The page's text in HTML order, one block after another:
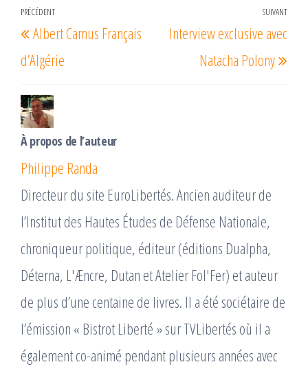
Navigation
de
l’article
Article
précédent
PRÉCÉDENT
Albert Camus Français
d’Algérie
SUIVANT
Interview exclusive avec
Natacha Polony
À propos de l’auteur
Philippe Randa
Directeur du site EuroLibertés. Ancien auditeur de
l’Institut des Hautes Études de Défense Nationale,
chroniqueur politique, éditeur (éditions Dualpha,
Déterna, L'Æncre, Dutan et Atelier Fol'Fer) et auteur
de plus d’une centaine de livres. Il a été sociétaire de
l’émission « Bistrot Liberté » sur TVLibertés où il a
également co-animé pendant plusieurs années avec